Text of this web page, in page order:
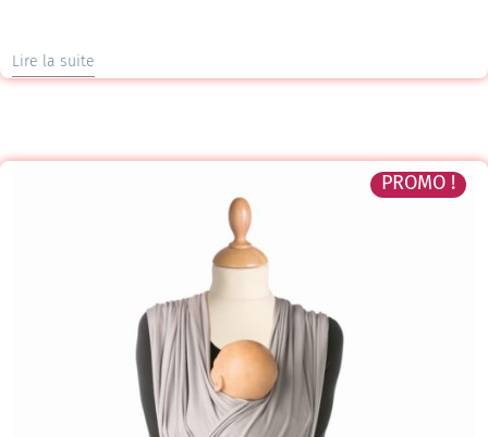
Lire la suite
PROMO !